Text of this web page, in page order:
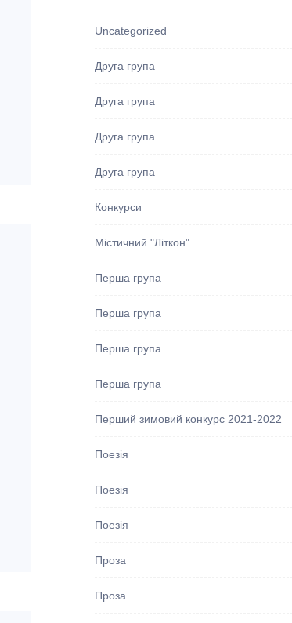
Uncategorized
Друга група
Друга група
Друга група
Друга група
Конкурси
Містичний "Літкон"
Перша група
Перша група
Перша група
Перша група
Перший зимовий конкурс 2021-2022
Поезія
Поезія
Поезія
Проза
Проза